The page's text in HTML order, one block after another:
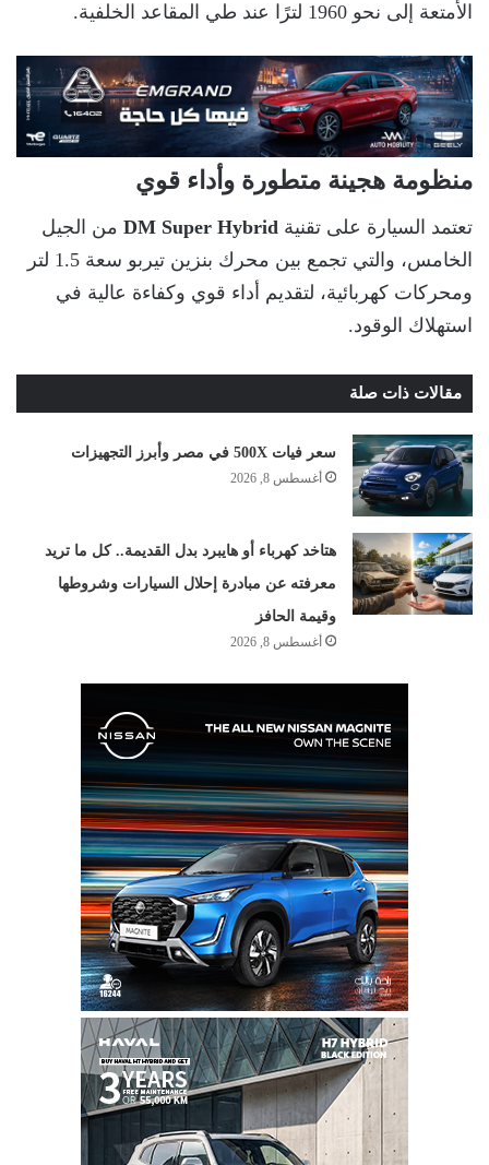
الأمتعة إلى نحو 1960 لترًا عند طي المقاعد الخلفية.
منظومة هجينة متطورة وأداء قوي
تعتمد السيارة على تقنية DM Super Hybrid من الجيل
الخامس، والتي تجمع بين محرك بنزين تيربو سعة 1.5 لتر
ومحركات كهربائية، لتقديم أداء قوي وكفاءة عالية في
استهلاك الوقود.
مقالات ذات صلة
سعر فيات 500X في مصر وأبرز التجهيزات
أغسطس 8, 2026
هتاخد كهرباء أو هايبرد بدل القديمة.. كل ما تريد
معرفته عن مبادرة إحلال السيارات وشروطها
وقيمة الحافز
أغسطس 8, 2026